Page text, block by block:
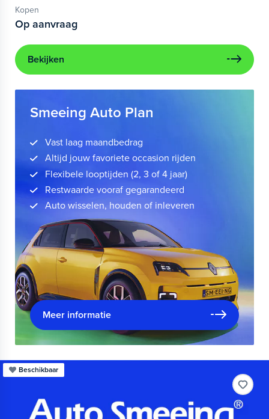
Kopen
Op aanvraag
Bekijken
Smeeing Auto Plan
Vast laag maandbedrag
Altijd jouw favoriete occasion rijden
Flexibele looptijden (2, 3 of 4 jaar)
Restwaarde vooraf gegarandeerd
Auto wisselen, houden of inleveren
Meer informatie
Beschikbaar